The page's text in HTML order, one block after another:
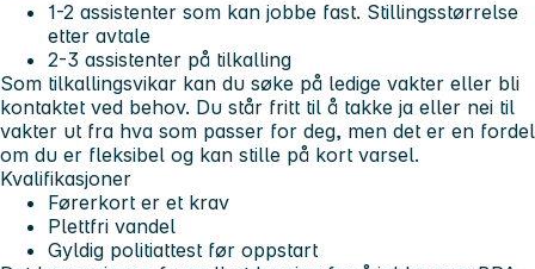
1-2 assistenter som kan jobbe fast. Stillingsstørrelse
etter avtale
2-3 assistenter på tilkalling
Som tilkallingsvikar kan du søke på ledige vakter eller bli
kontaktet ved behov. Du står fritt til å takke ja eller nei til
vakter ut fra hva som passer for deg, men det er en fordel
om du er fleksibel og kan stille på kort varsel.
Kvalifikasjoner
Førerkort er et krav
Plettfri vandel
Gyldig politiattest før oppstart